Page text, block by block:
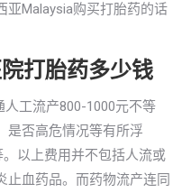
亚Malaysia购买打胎药的话
打胎药多少钱
工流产800-1000元不等
是否高危情况等有所浮
以上费用并不包括人流或
止血药品。而药物流产连同